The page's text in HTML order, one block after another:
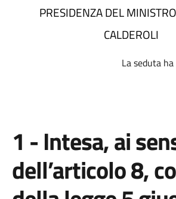
PRESIDENZA DEL
CALDEROLI
La seduta
1 - Intesa, ai
dell’articolo 8,